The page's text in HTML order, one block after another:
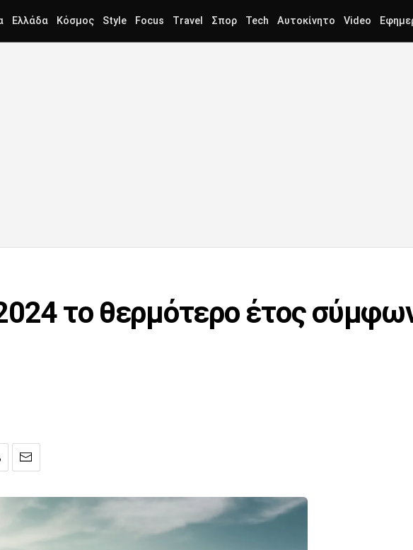
Ελλάδα Κόσμος Style Focus Travel Σπορ Tech Αυτοκίνητο Video
το θερμότερο έτος